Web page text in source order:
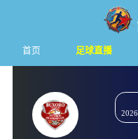
首页 足球直播